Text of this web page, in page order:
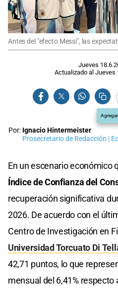
Antes del "efecto Messi", las
Jueves
Actualizado al Jueves
Por: Ignacio Hintermeister
Prosecretario de Redacción |
En un escenario económico
Índice de Confianza del
recuperación significativa
2026. De acuerdo con el
Centro de Investigación en
Universidad Torcuato Di
42,71 puntos, lo que
mensual del 6,41% respecto